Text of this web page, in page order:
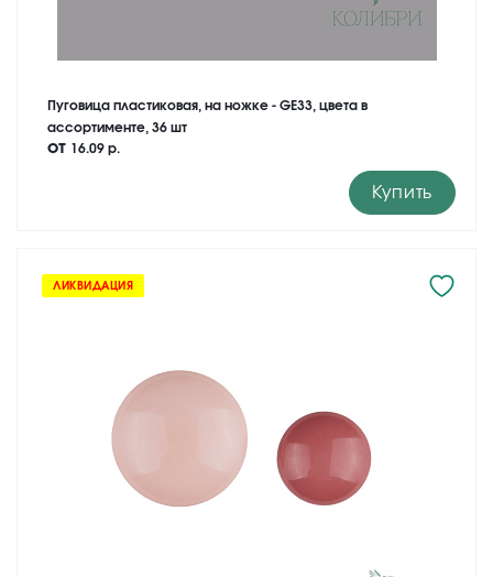
Пуговица пластиковая, на ножке - GE33, цвета в
ассортименте, 36 шт
от 16.09 р.
Купить
ЛИКВИДАЦИЯ